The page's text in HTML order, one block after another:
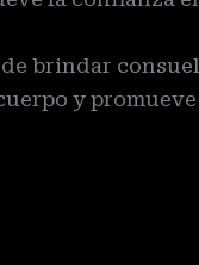
brindar
y